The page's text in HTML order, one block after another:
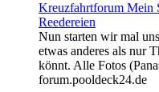
Kreuzfahrtforum Mein
Reedereien
Nun starten wir mal
etwas anderes als nur
könnt. Alle Fotos
forum.pooldeck24.de